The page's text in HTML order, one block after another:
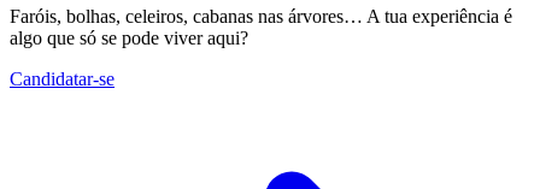
Faróis, bolhas, celeiros, cabanas nas árvores… A tua experiência é
algo que só se pode viver aqui?
Candidatar-se